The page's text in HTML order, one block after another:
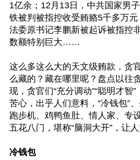
1亿余；12月13日，中共国家男
铁被判被指控收受贿赂5千多万
法委原书记李鹏新被起诉被指控
数额特别巨大……
这么多这么大的天文级贿款，贪
么藏的？藏在哪里呢？盘点以往
现，贪官们“充分调动”“聪明才智
苦心，出乎人们意料，“冷钱包”
跑步机、鸡鸭鱼肚、情人家、
五花八门，堪称“脑洞大开”，让人
冷钱包